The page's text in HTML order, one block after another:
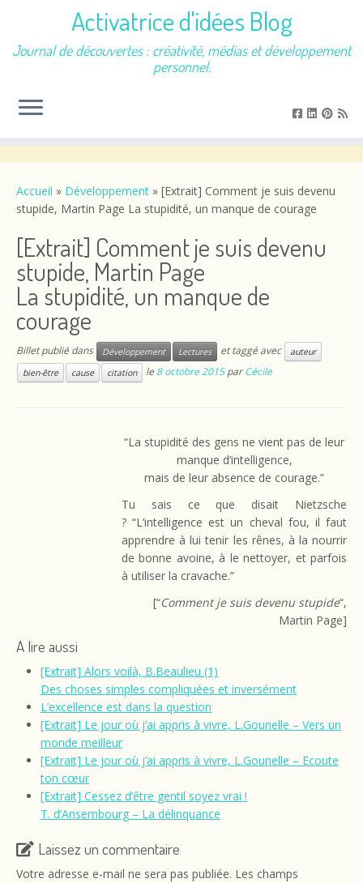
contenu
Activatrice d'idées Blog
Journal de découvertes : créativité, médias et développement
personnel.
Accueil » Développement » [Extrait] Comment je suis devenu
stupide, Martin Page La stupidité, un manque de courage
[Extrait] Comment je suis devenu
stupide, Martin Page
La stupidité, un manque de
courage
Billet publié dans Développement Lectures et taggé avec
auteur
bien-être
cause citation le 8 octobre 2015 parCécile
“La stupidité des gens ne vient pas de leur
manque d’intelligence,
mais de leur absence de courage.”
Tu sais ce que disait Nietzsche
? “L’intelligence est un cheval fou, il faut
apprendre à lui tenir les rênes, à la nourrir
de bonne avoine, à le nettoyer, et parfois
à utiliser la cravache.”
[“Comment je suis devenu stupide“,
Martin Page]
A lire aussi
[Extrait] Alors voilà, B.Beaulieu (1)
Des choses simples compliquées et inversément
L’excellence est dans la question
[Extrait] Le jour où j’ai appris à vivre, L.Gounelle – Vers un
monde meilleur
[Extrait] Le jour où j’ai appris à vivre, L.Gounelle – Ecoute
ton cœur
[Extrait] Cessez d’être gentil soyez vrai !
T. d’Ansembourg – La délinquance
Laissez un commentaire
Votre adresse e-mail ne sera pas publiée. Les champs